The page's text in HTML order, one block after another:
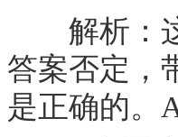
解析：这
答案否定，
是正确的。